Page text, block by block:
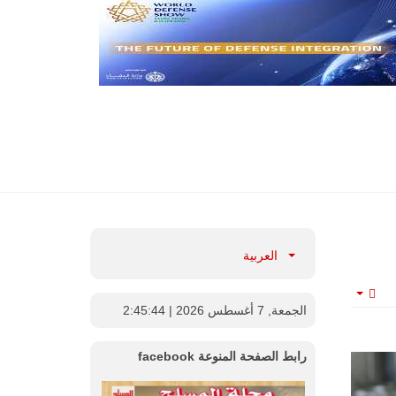
العربية
الجمعة, 7 أغسطس 2026 | 2:45:45
رابط الصفحة المنوعة facebook